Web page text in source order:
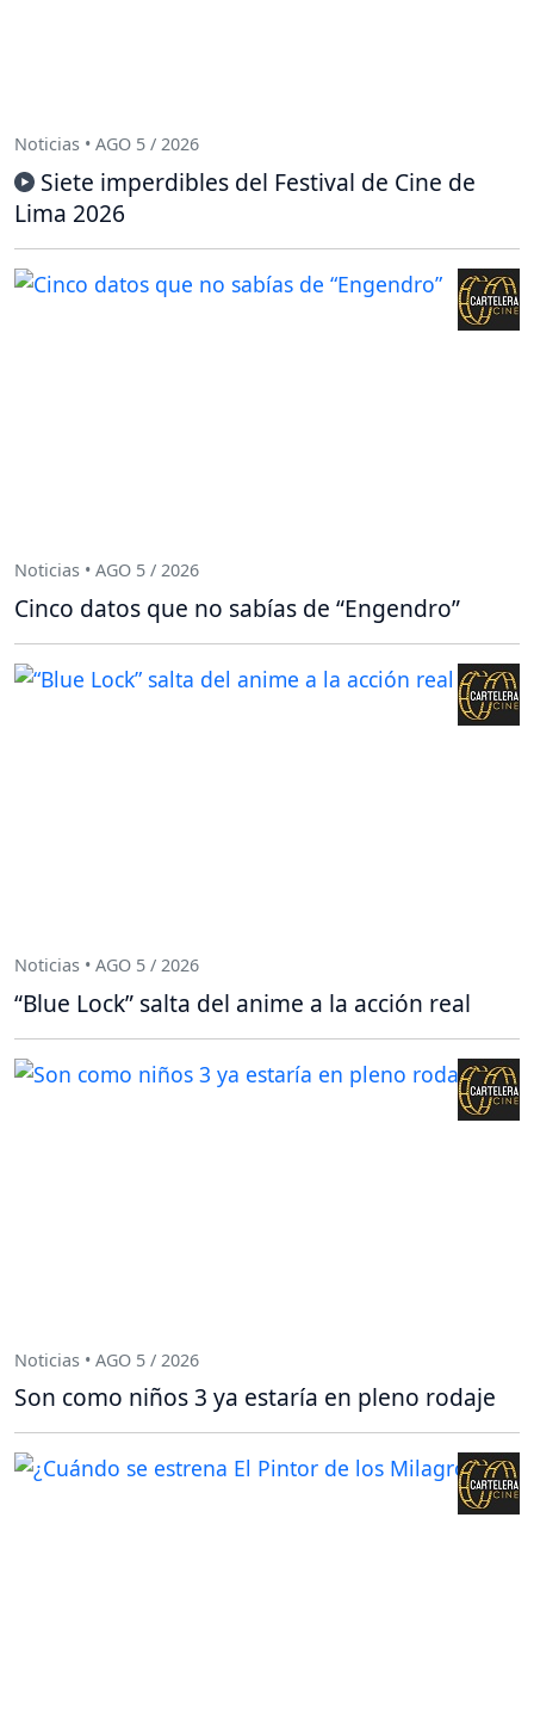
Noticias • AGO 5 / 2026
Siete imperdibles del Festival de Cine de
Lima 2026
Noticias • AGO 5 / 2026
Cinco datos que no sabías de “Engendro”
Noticias • AGO 5 / 2026
“Blue Lock” salta del anime a la acción real
Noticias • AGO 5 / 2026
Son como niños 3 ya estaría en pleno rodaje